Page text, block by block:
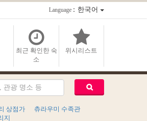
Language：한국어
최근 확인한 숙
소
위시리스트
상점가
츄라우미 수족관
지